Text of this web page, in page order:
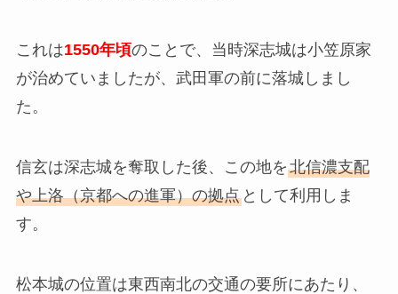
これは1550年頃のことで、当時深志城は小笠原家
が治めていましたが、武田軍の前に落城しまし
た。
信玄は深志城を奪取した後、この地を北信濃支配
や上洛（京都への進軍）の拠点として利用しま
す。
松本城の位置は東西南北の交通の要所にあたり、